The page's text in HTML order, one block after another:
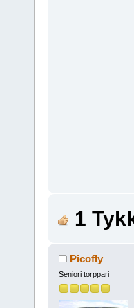
1
Picofly
Seniori torppari